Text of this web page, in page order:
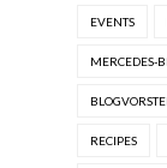
EVENTS
MERCEDES-
RECIPES